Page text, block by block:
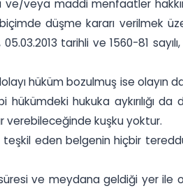
ve/veya maddi menfaatler
düşme kararı verilmek
tarihli ve 1560-81 sayılı,
hüküm bozulmuş ise olayın
hukuka aykırılığı da
verebileceğinde kuşku yoktur.
teşkil eden belgenin hiçbir
süresi ve meydana geldiği yer ile